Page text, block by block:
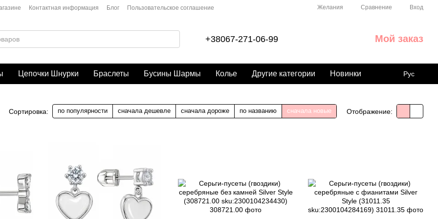
Контактная информация Блог
Пользовательское соглашение
Желания Сравнение Вход
+38067-271-06-99 Мой заказ
Цепочки Шнурки Браслеты Бусины Шармы Колье Другие категории Новинки Рус
Сортировка: по популярности сначала дешевле сначала дороже по названию сначала новые Отображение: